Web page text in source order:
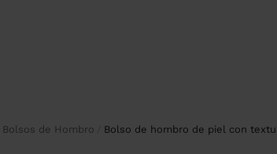
Bolsos de Hombro bolso de hombro de piel con